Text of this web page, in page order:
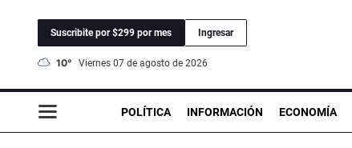
Suscribite por $299 por mes Ingresar
10° viernes 07 de agosto de 2026
POLÍTICA INFORMACIÓN ECONOMÍA